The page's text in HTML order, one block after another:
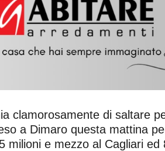
clamorosamente di saltare
a Dimaro questa mattina
e mezzo al Cagliari